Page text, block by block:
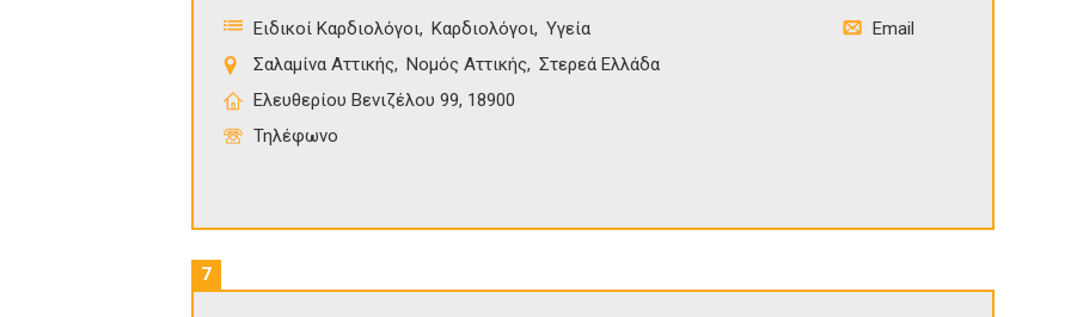
Ειδικοί Καρδιολόγοι Καρδιολόγοι Υγεία
Σαλαμίνα Αττικής
Νομός Αττικής
Στερεά Ελλάδα
Ελευθερίου Βενιζέλου 99, 18900
Τηλέφωνο
Email
7